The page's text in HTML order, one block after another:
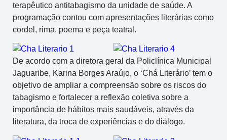
terapêutico antitabagismo da unidade de saúde. A
programação contou com apresentações literárias como
cordel, rima, poema e peça teatral.
De acordo com a diretora geral da Policlínica Municipal
Jaguaribe, Karina Borges Araújo, o ‘Chá Literário’ tem o
objetivo de ampliar a compreensão sobre os riscos do
tabagismo e fortalecer a reflexão coletiva sobre a
importância de hábitos mais saudáveis, através da
literatura, da troca de experiências e do diálogo.